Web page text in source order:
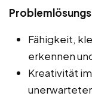
Fähigkeit,
erkennen
Kreativität